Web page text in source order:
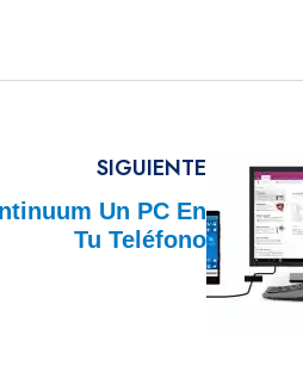
SIGUIENTE
Un PC En
Tu Teléfono